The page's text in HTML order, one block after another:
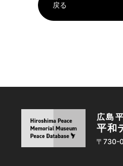
戻る
広島
平和
〒730-